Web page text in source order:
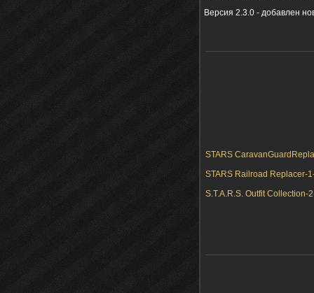
Версия 2.3.0 - добавлен
STARS
STARS Railroad Replacer-
S.T.A.R.S. Outfit Collection-